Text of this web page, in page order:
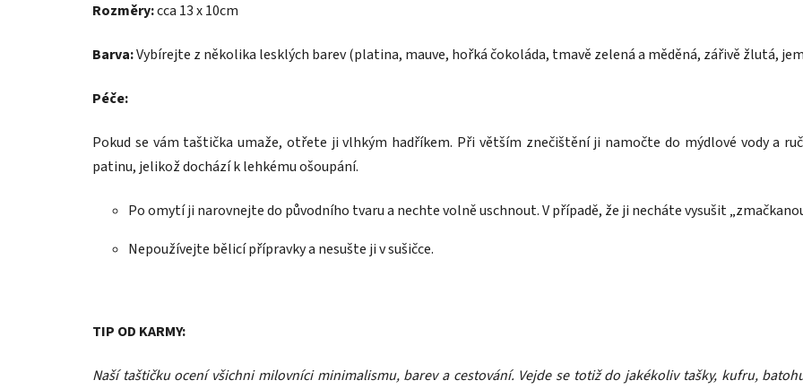
Rozměry:cca 13 x 10cm
Barva:Vybírejte z několika lesklých barev (platina, mauve, hořká čokoláda, tmavě zelená a měděná, zářivě žlutá,
Péče:
Pokud se vám taštička umaže, otřete ji vlhkým hadříkem. Při větším znečištění ji namočte do mýdlové vody a
patinu, jelikož dochází k lehkému ošoupání.
Po omytí ji narovnejte do původního tvaru a nechte volně uschnout. V případě, že ji necháte vysušit
Nepoužívejte bělicí přípravky a nesušte ji v sušičce.
TIP OD KARMY:
Naší taštičku ocení všichni milovníci minimalismu, barev a cestování. Vejde se totiž do jakékoliv tašky, kufru,